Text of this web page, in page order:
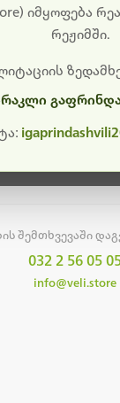
სამუშაოები.
ხელმისაწვდომი
შემთხვევაში
032 2 56 05
info@veli.store
იმყოფება
რეჟიმში.